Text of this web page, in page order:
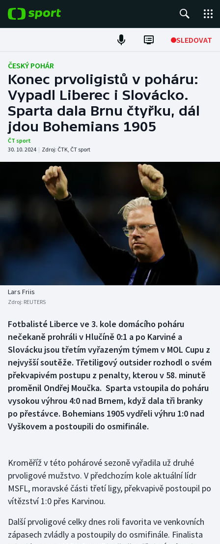
SLEDOVAT
Fotbal
Hokej
Tenis
Atletika
DALŠÍ SPORTY
Americký fotbal
Boby a skeleton
Box
Curling
Dostihy
Florbal
Futsal
Gymnastika
Házená
Judo
Historické návraty
AZ kvíz
ČESKÝ POHÁR
Konec prvoligistů v poháru:
Vypadl Liberec i Slovácko.
Sparta dala Brnu čtyřku, dál
jdou Bohemians 1905
ČT sport
30. 10. 2024 | Zdroj: ČTK, ČT sport
Lars Friis
Zdroj: REUTERS
Fotbalisté Liberce ve 3. kole domácího poháru
nečekaně prohráli v Hlučíně 0:1 a po Karviné a
Slovácku jsou třetím vyřazeným týmem v MOL Cupu z
nejvyšší soutěže. Třetiligový outsider rozhodl o svém
překvapivém postupu z penalty, kterou v 58. minutě
proměnil Ondřej Moučka. Sparta vstoupila do poháru
vysokou výhrou 4:0 nad Brnem, když dala tři branky
po přestávce. Bohemians 1905 vydřeli výhru 1:0 nad
Vyškovem a postoupili do osmifinále.
Kroměříž v této pohárové sezoně vyřadila už druhé
prvoligové mužstvo. V předchozím kole aktuální lídr
MSFL, moravské části třetí ligy, překvapivě postoupil po
vítězství 1:0 přes Karvinou.
Další prvoligové celky dnes roli favorita ve venkovních
zápasech zvládly a postoupily do osmifinále. Finalista